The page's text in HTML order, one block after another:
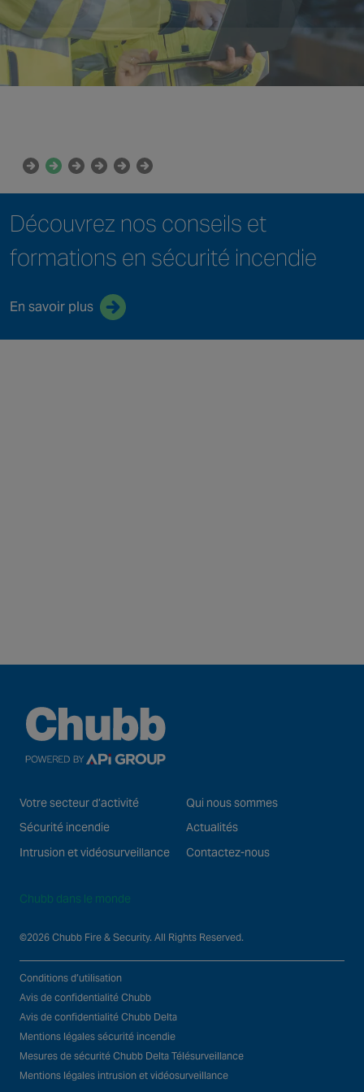
Découvrez nos conseils et
formations en sécurité incendie
En savoir plus
Votre secteur d’activité
Sécurité incendie
Intrusion et vidéosurveillance
Qui nous sommes
Actualités
Contactez-nous
Chubb dans le monde
©2026 Chubb Fire & Security. All Rights Reserved.
Conditions d’utilisation
Avis de confidentialité Chubb
Avis de confidentialité Chubb Delta
Mentions légales sécurité incendie
Mesures de sécurité Chubb Delta Télésurveillance
Mentions légales intrusion et vidéosurveillance